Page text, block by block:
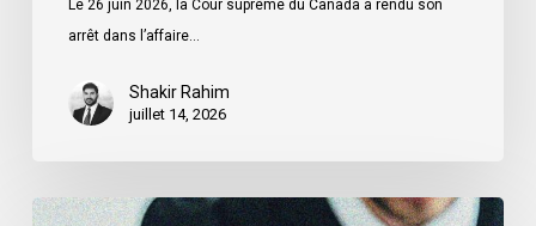
Le 26 juin 2026, la Cour suprême du Canada a rendu son
arrêt dans l’affaire…
Shakir Rahim
juillet 14, 2026
L’ACLC